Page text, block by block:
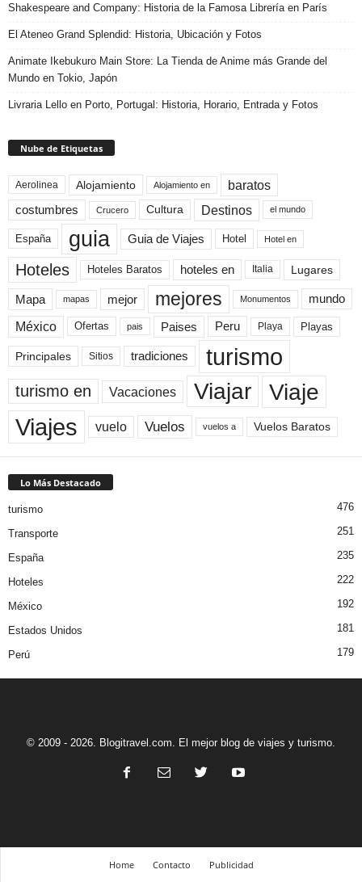
Shakespeare and Company: Historia de la Famosa Librería en París
El Ateneo Grand Splendid: Historia, Ubicación y Fotos
Animate Ikebukuro Main Store: La Tienda de Anime más Grande del
Mundo en Tokio, Japón
Livraria Lello en Porto, Portugal: Historia, Horario, Entrada y Fotos
Nube de Etiquetas
Aerolinea Alojamiento Alojamiento en baratos
costumbres Crucero Cultura Destinos el mundo
España guia Guia de Viajes Hotel Hotel en
Hoteles Hoteles Baratos hoteles en Italia Lugares
Mapa mapas mejor mejores Monumentos mundo
México Ofertas pais Paises Peru Playa Playas
Principales Sitios tradiciones turismo
turismo en Vacaciones Viajar Viaje
Viajes vuelo Vuelos vuelos a Vuelos Baratos
Lo Más Destacado
turismo 476
Transporte 251
España 235
Hoteles 222
México 192
Estados Unidos 181
Perú 179
© 2009 - 2026. Blogitravel.com. El mejor blog de viajes y turismo.
Home Contacto Publicidad